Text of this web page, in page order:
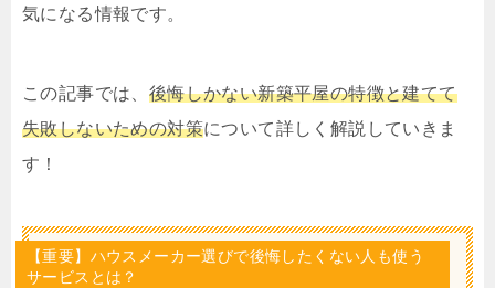
気になる情報です。
この記事では、 後悔しかない新築平屋の特徴と建てて
失敗しないための対策について詳しく解説していきま
す！
【重要】ハウスメーカー選びで後悔したくない人も使う
サービスとは？